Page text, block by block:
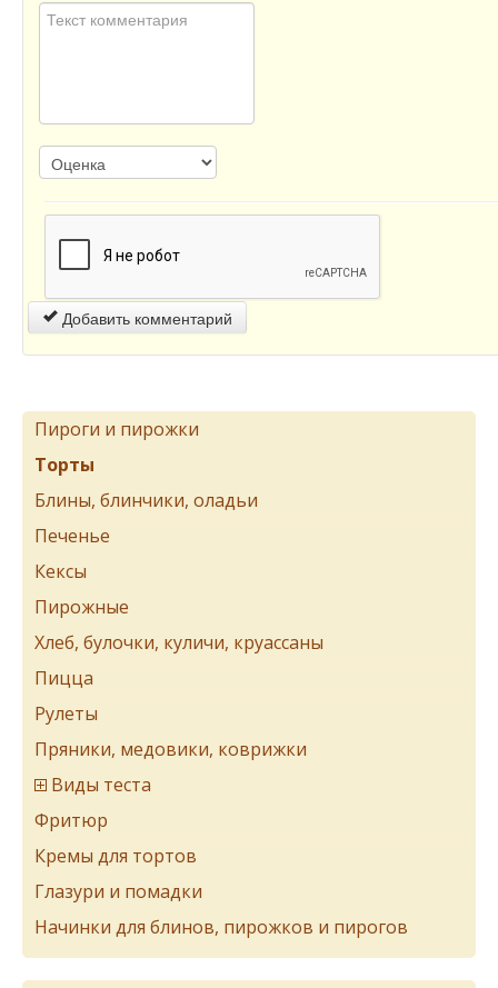
Добавить комментарий
Пироги и пирожки
Торты
Блины, блинчики, оладьи
Печенье
Кексы
Пирожные
Хлеб, булочки, куличи, круассаны
Пицца
Рулеты
Пряники, медовики, коврижки
Виды теста
Фритюр
Кремы для тортов
Глазури и помадки
Начинки для блинов, пирожков и пирогов